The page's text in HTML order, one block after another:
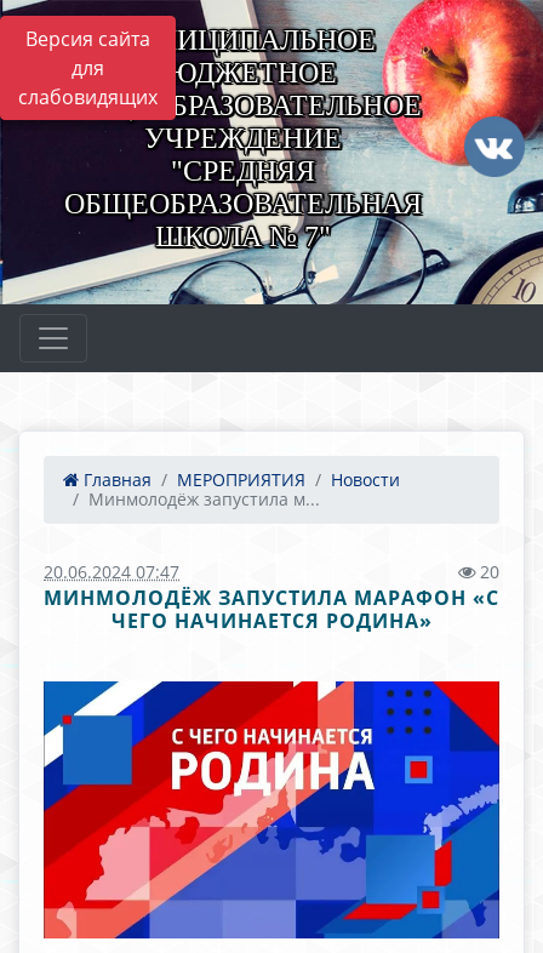
Версия сайта
для
слабовидящих
МУНИЦИПАЛЬНОЕ
БЮДЖЕТНОЕ
ОБЩЕОБРАЗОВАТЕЛЬНОЕ
УЧРЕЖДЕНИЕ
"СРЕДНЯЯ
ОБЩЕОБРАЗОВАТЕЛЬНАЯ
ШКОЛА № 7"
Главная МЕРОПРИЯТИЯ
Новости
Минмолодёж запустила м...
20.06.2024 07:47 20
МИНМОЛОДЁЖ ЗАПУСТИЛА МАРАФОН «С
ЧЕГО НАЧИНАЕТСЯ РОДИНА»